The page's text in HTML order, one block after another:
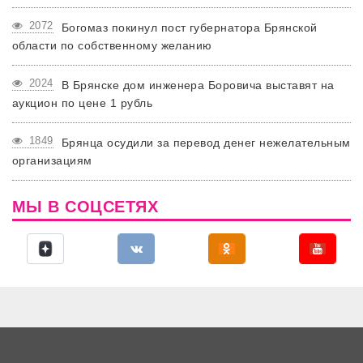
2072
Богомаз покинул пост губернатора Брянской
области по собственному желанию
2024
В Брянске дом инженера Боровича выставят на
аукцион по цене 1 рубль
1849
Брянца осудили за перевод денег нежелательным
организациям
МЫ В СОЦСЕТЯХ